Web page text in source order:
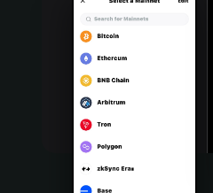
Português (Portugal)
Bahasa Indonesia